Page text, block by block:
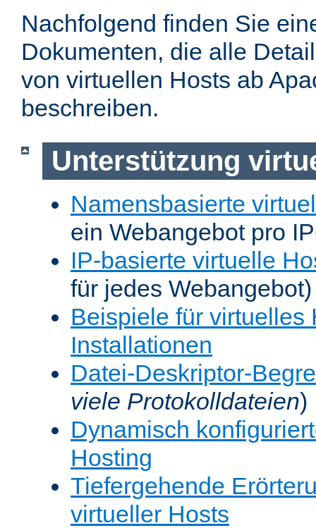
Nachfolgend finden Sie
Dokumenten, die alle
von virtuellen Hosts ab
beschreiben.
Unterstützung
Namensbasierte
ein Webangebot pro
IP-basierte virtuelle
für jedes Webangebot)
Beispiele für virtuelles
Installationen
Datei-Deskriptor-
viele Protokolldateien)
Dynamisch
Hosting
Tiefergehende
virtueller Hosts